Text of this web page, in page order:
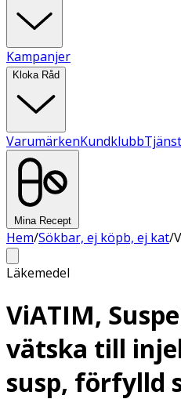
Kampanjer
Kloka Råd
VarumärkenKundklubb
Mina Recept
Hem/Sökbar, ej köpb, ej kat/
Läkemedel
ViATIM,
vätska till
susp, förfylld